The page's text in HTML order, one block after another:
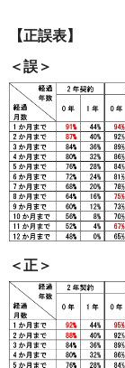
【正誤表】
＜誤＞
＜正＞